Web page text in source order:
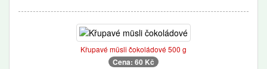
Křupavé müsli čokoládové 500 g
Cena: 60 Kč